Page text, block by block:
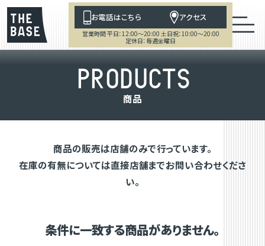
お電話はこちら アクセス
営業時間 平日：12:00～20:00 土日祝：10:00～20:00
定休日：毎週金曜日
PRODUCTS
商品
商品の販売は店舗のみで行っています。
在庫の有無については直接店舗までお問い合わせくださ
い。
条件に一致する商品がありません。